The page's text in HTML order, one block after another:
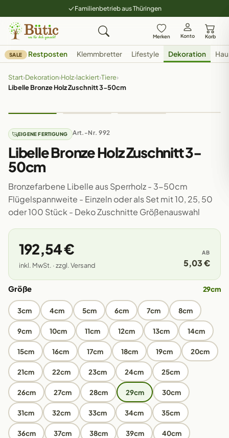
Familienbetrieb aus Thüringen
Merken Konto Korb
SALE Restposten Klemmbretter Lifestyle Dekoration
Start›Dekoration›Holz›lackiert›Tiere›
Libelle Bronze Holz Zuschnitt 3-50cm
EIGENE FERTIGUNG Art.-Nr. 992
Libelle Bronze Holz Zuschnitt 3-
50cm
Bronzefarbene Libelle aus Sperrholz - 3-50cm
Flügelspannweite - Einzeln oder als Set mit 10, 25, 50
oder 100 Stück - Deko Zuschnitte Größenauswahl
192,54 €
inkl. MwSt. · zzgl. Versand
AB
5,03 €
Größe 29cm
3cm 4cm 5cm 6cm 7cm 8cm
9cm 10cm 11cm 12cm 13cm 14cm
15cm 16cm 17cm 18cm 19cm 20cm
21cm 22cm 23cm 24cm 25cm
26cm 27cm 28cm 29cm 30cm
31cm 32cm 33cm 34cm 35cm
36cm 37cm 38cm 39cm 40cm